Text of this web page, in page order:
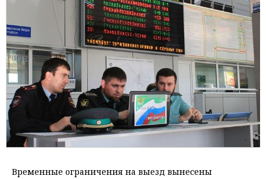
Временные ограничения на выезд вынесены